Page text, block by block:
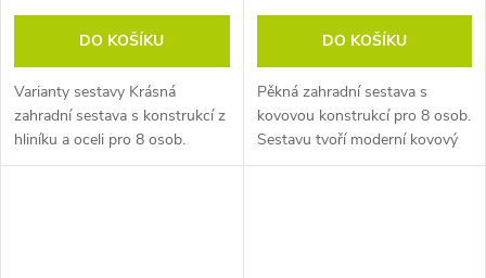
DO KOŠÍKU
Varianty sestavy Krásná
zahradní sestava s konstrukcí z
hliníku a oceli pro 8 osob.
Sestavu tvoří moderní
DO KOŠÍKU
Pěkná zahradní sestava s
kovovou konstrukcí pro 8 osob.
Sestavu tvoří moderní kovový
stůl a šedá designová křesla